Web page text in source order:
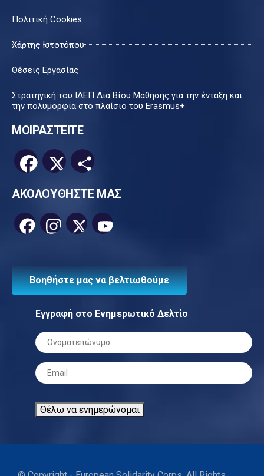
Πολιτική Cookies
Χάρτης Ιστοτόπου
Θέσεις Εργασίας
Στρατηγική του ΙΔΕΠ Διά Βίου Μάθησης για την ένταξη και
την πολυμορφία στο πλαίσιο του Erasmus+
ΜΟΙΡΑΣΤΕΙΤΕ
Facebook
X
ΑΚΟΛΟΥΘΗΣΤΕ ΜΑΣ
FacebookInstagram
X
Βοηθήστε μας να βελτιωθούμε
Εγγραφή στο Ενημερωτικό Δελτίο
Ονοματεπώνυμο
Email *
Θέλω να ενημερώνομαι